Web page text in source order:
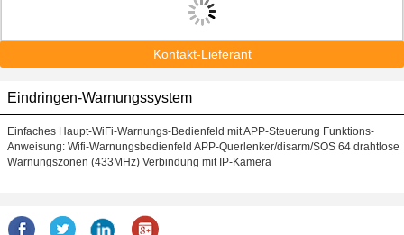
Kontakt-Lieferant
Eindringen-Warnungssystem
Einfaches Haupt-WiFi-Warnungs-Bedienfeld mit APP-Steuerung Funktions-
Anweisung: Wifi-Warnungsbedienfeld APP-Querlenker/disarm/SOS 64 drahtlose
Warnungszonen (433MHz) Verbindung mit IP-Kamera